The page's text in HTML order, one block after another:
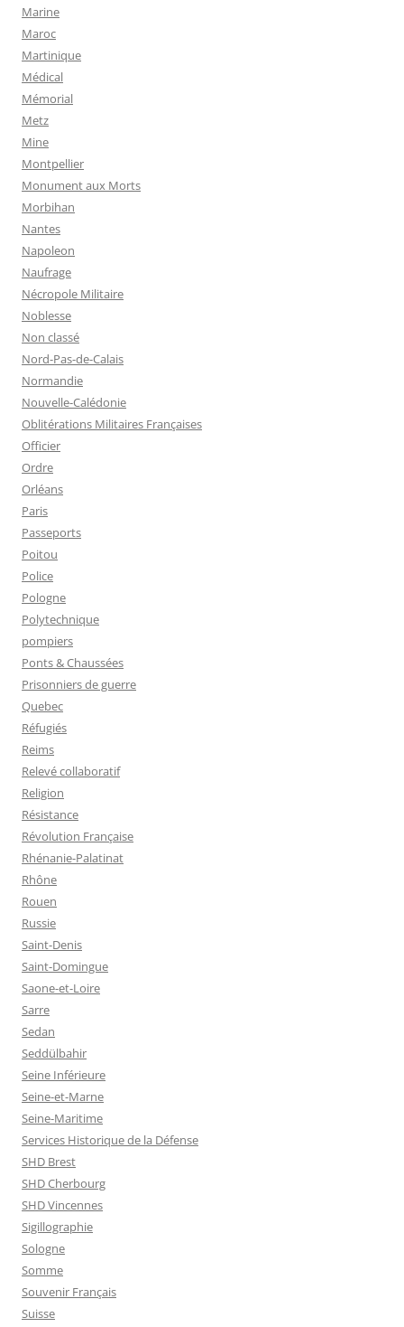
Marine
Maroc
Martinique
Médical
Mémorial
Metz
Mine
Montpellier
Monument aux Morts
Morbihan
Nantes
Napoleon
Naufrage
Nécropole Militaire
Noblesse
Non classé
Nord-Pas-de-Calais
Normandie
Nouvelle-Calédonie
Oblitérations Militaires Françaises
Officier
Ordre
Orléans
Paris
Passeports
Poitou
Police
Pologne
Polytechnique
pompiers
Ponts & Chaussées
Prisonniers de guerre
Quebec
Réfugiés
Reims
Relevé collaboratif
Religion
Résistance
Révolution Française
Rhénanie-Palatinat
Rhône
Rouen
Russie
Saint-Denis
Saint-Domingue
Saone-et-Loire
Sarre
Sedan
Seddülbahir
Seine Inférieure
Seine-et-Marne
Seine-Maritime
Services Historique de la Défense
SHD Brest
SHD Cherbourg
SHD Vincennes
Sigillographie
Sologne
Somme
Souvenir Français
Suisse